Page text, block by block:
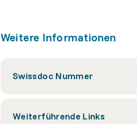
Weitere Informationen
Swissdoc Nummer
Weiterführende Links